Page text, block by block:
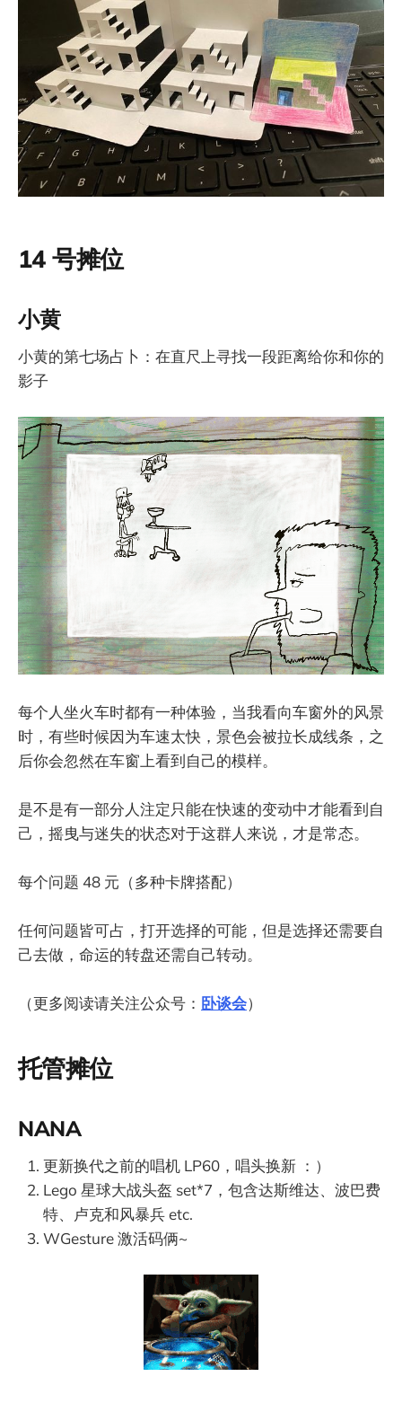
14 号摊位
小黄
小黄的第七场占卜：在直尺上寻找一段距离给你和你的
影子
每个人坐火车时都有一种体验，当我看向车窗外的风景
时，有些时候因为车速太快，景色会被拉长成线条，之
后你会忽然在车窗上看到自己的模样。
是不是有一部分人注定只能在快速的变动中才能看到自
己，摇曳与迷失的状态对于这群人来说，才是常态。
每个问题 48 元（多种卡牌搭配）
任何问题皆可占，打开选择的可能，但是选择还需要自
己去做，命运的转盘还需自己转动。
（更多阅读请关注公众号： 卧谈会）
托管摊位
NANA
更新换代之前的唱机 LP60，唱头换新 ：）
Lego 星球大战头盔 set*7，包含达斯维达、波巴费
特、卢克和风暴兵 etc.
WGesture 激活码俩~